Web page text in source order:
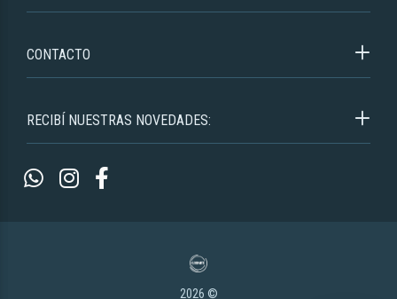
RECIBÍ NUESTRAS NOVEDADES:
CONTACTO
2026 ©